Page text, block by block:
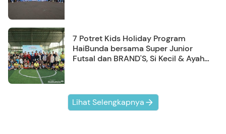
7 Potret Kids Holiday Program
HaiBunda bersama Super Junior
Futsal dan BRAND'S, Si Kecil & Ayah
Lihat Selengkapnya